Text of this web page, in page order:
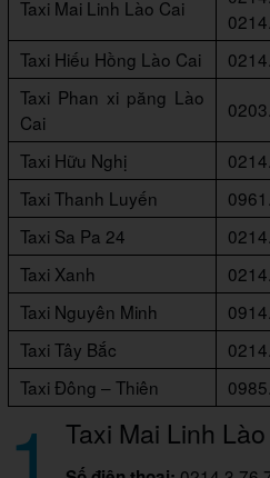
Taxi Mai Linh Lào Cai
Taxi Hiếu Hồng Lào Cai
Taxi Phan xi păng Lào
Cai
Taxi Hữu Nghị
Taxi Thanh Luyến
Taxi Sa Pa 24
Taxi Xanh
Taxi Nguyên Minh
Taxi Tây Bắc
Taxi Đông – Thiên
Taxi Mai Linh